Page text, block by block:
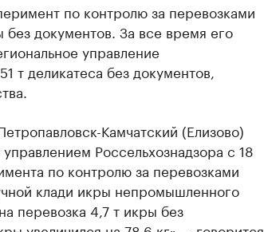
по контролю за перевозками
документов. За все время его
управление
т деликатеса без документов,
Камчатский (Елизово)
Россельхознадзора с 18
по контролю за перевозками
клади икры непромышленного
перевозка 4,7 т икры без